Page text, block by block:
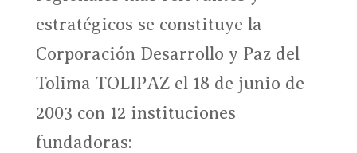
estratégicos se constituye la
Corporación Desarrollo y Paz del
Tolima TOLIPAZ el 18 de junio de
2003 con 12 instituciones
fundadoras: